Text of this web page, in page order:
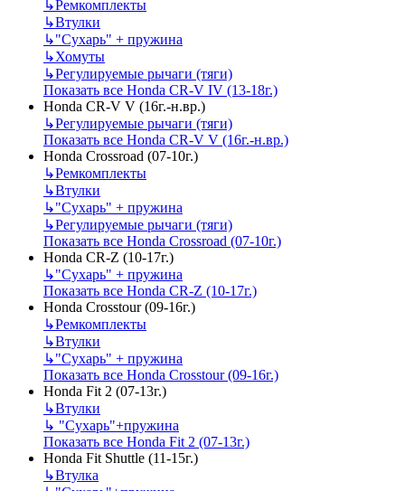
↳Ремкомплекты
↳Втулки
↳"Сухарь" + пружина
↳Хомуты
↳Регулируемые рычаги (тяги)
Показать все Honda CR-V IV (13-18г.)
Honda CR-V V (16г.-н.вр.)
↳Регулируемые рычаги (тяги)
Показать все Honda CR-V V (16г.-н.вр.)
Honda Crossroad (07-10г.)
↳Ремкомплекты
↳Втулки
↳"Сухарь" + пружина
↳Регулируемые рычаги (тяги)
Показать все Honda Crossroad (07-10г.)
Honda CR-Z (10-17г.)
↳"Сухарь" + пружина
Показать все Honda CR-Z (10-17г.)
Honda Crosstour (09-16г.)
↳Ремкомплекты
↳Втулки
↳"Сухарь" + пружина
Показать все Honda Crosstour (09-16г.)
Honda Fit 2 (07-13г.)
↳Втулки
↳ "Сухарь"+пружина
Показать все Honda Fit 2 (07-13г.)
Honda Fit Shuttle (11-15г.)
↳Втулка